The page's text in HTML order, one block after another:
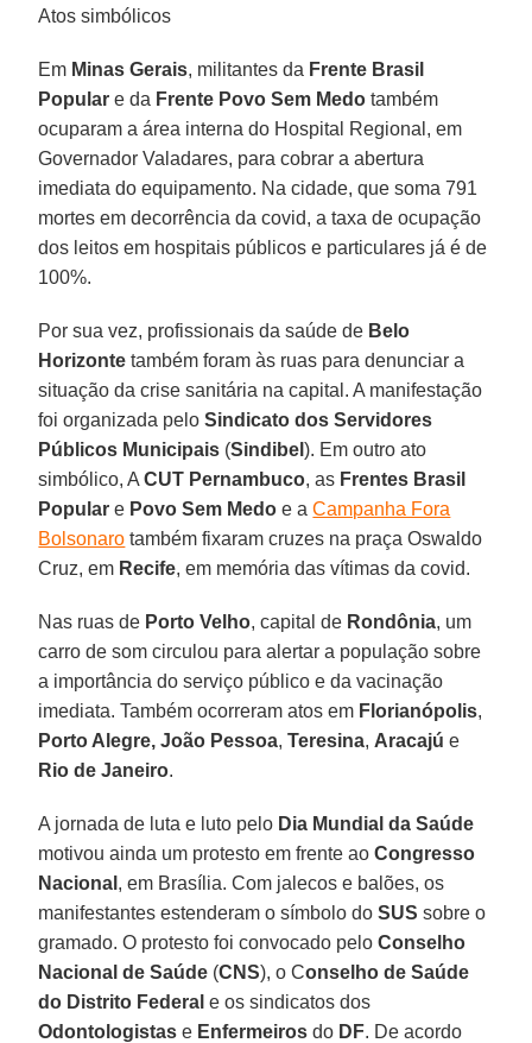
Atos simbólicos
Em Minas Gerais, militantes da Frente Brasil
Popular e da Frente Povo Sem Medo também
ocuparam a área interna do Hospital Regional, em
Governador Valadares, para cobrar a abertura
imediata do equipamento. Na cidade, que soma 791
mortes em decorrência da covid, a taxa de ocupação
dos leitos em hospitais públicos e particulares já é de
100%.
Por sua vez, profissionais da saúde de Belo
Horizonte também foram às ruas para denunciar a
situação da crise sanitária na capital. A manifestação
foi organizada pelo Sindicato dos Servidores
Públicos Municipais (Sindibel). Em outro ato
simbólico, ACUT Pernambuco, as Frentes Brasil
Popular e Povo Sem Medo e aCampanha Fora
Bolsonaro também fixaram cruzes na praça Oswaldo
Cruz, em Recife, em memória das vítimas da covid.
Nas ruas de Porto Velho, capital de Rondônia, um
carro de som circulou para alertar a população sobre
a importância do serviço público e da vacinação
imediata. Também ocorreram atos em Florianópolis,
Porto Alegre, João Pessoa,Teresina, Aracajú e
Rio de Janeiro.
A jornada de luta e luto pelo Dia Mundial da Saúde
motivou ainda um protesto em frente aoCongresso
Nacional , em Brasília. Com jalecos e balões, os
manifestantes estenderam o símbolo doSUS sobre o
gramado. O protesto foi convocado peloConselho
Nacional de Saúde (CNS), o Conselho de Saúde
do Distrito Federal e os sindicatos dos
Odontologistas e Enfermeiros do DF. De acordo